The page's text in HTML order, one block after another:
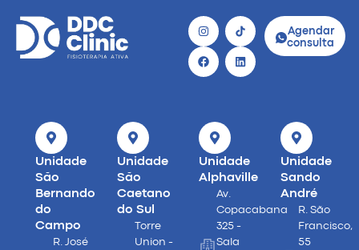
Agendar
consulta
Unidade
São
Bernando
do
Campo
R. José
Unidade
São
Caetano
do Sul
Torre
Union -
Unidade
Alphaville
Av.
Copacabana
325 -
Sala
Unidade
Sando
André
R. São
Francisco,
55